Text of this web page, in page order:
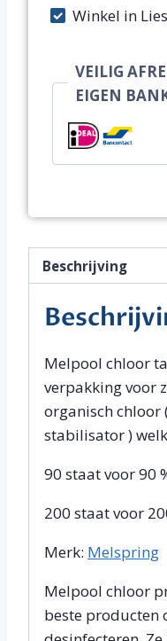
Winkel in
VEILIG
EIGEN
Beschrijving
Melpool chloor
verpakking voor
organisch chloor
stabilisator )
90 staat voor 90
200 staat voor
Merk: Melspring
Melpool chloor
beste producten